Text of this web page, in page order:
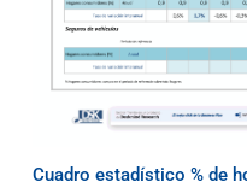
Cuadro estadístico % de